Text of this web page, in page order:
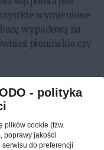
wymienione
wypadową na
pienińskie czy
turystów
turystów
położona jest u
siedziba
- polityka
plików cookie (tzw.
poprawy jakości
serwisu do preferencji